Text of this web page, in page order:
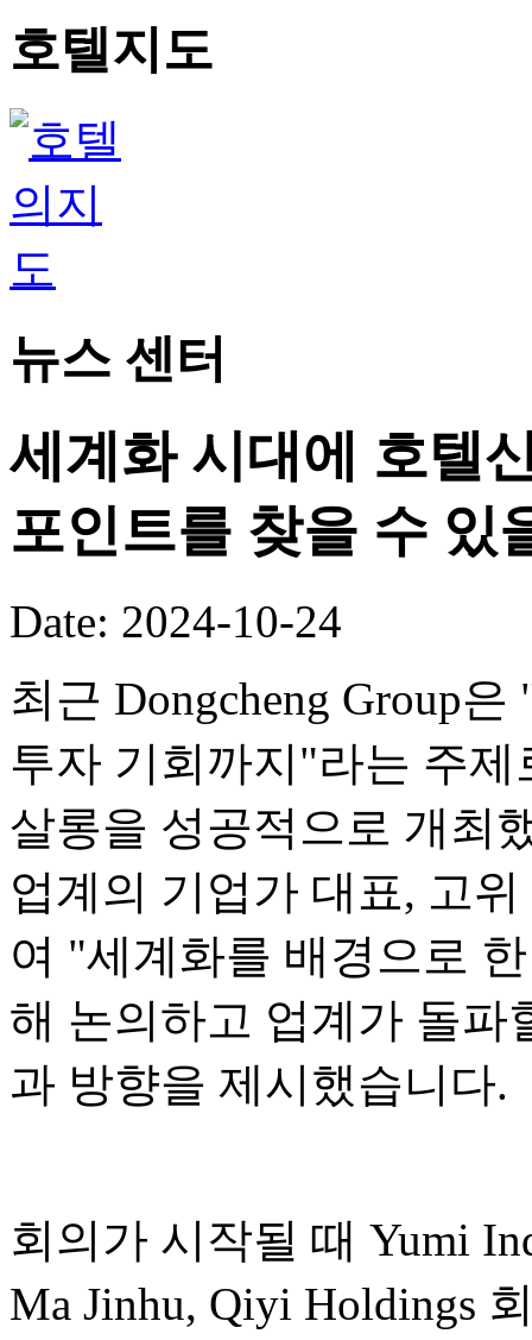
호텔지도
뉴스 센터
세계화 시대에 호텔
포인트를 찾을 수 있
Date: 2024-10-24
최근 Dongcheng Group
투자 기회까지"라는 주
살롱을 성공적으로 개최
업계의 기업가 대표, 고
여 "세계화를 배경으로
해 논의하고 업계가 돌파
과 방향을 제시했습니다.
회의가 시작될 때 Yumi
Ma Jinhu, Qiyi Holdings